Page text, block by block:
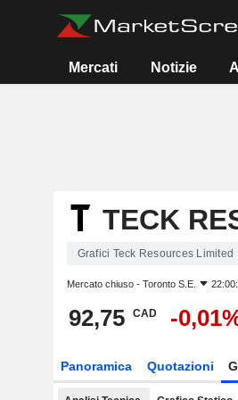
Mercati Notizie
TECK
Grafici Teck Resources Limited
Mercato chiuso - Toronto S.E.
92,75 CAD -
Panoramica Quotazioni